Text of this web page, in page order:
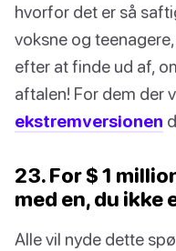
hvorfor det er så
voksne og
efter at finde ud af,
aftalen! For dem der
ekstremversionen
23. For $ 1
med en, du ikke
Alle vil nyde dette